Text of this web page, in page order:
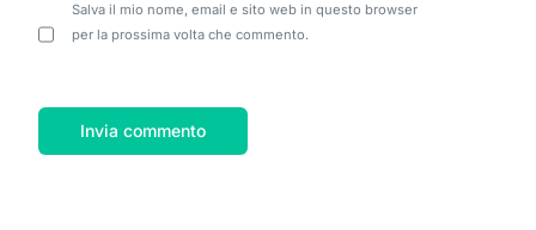
Salva il mio nome, email e sito web in questo browser
per la prossima volta che commento.